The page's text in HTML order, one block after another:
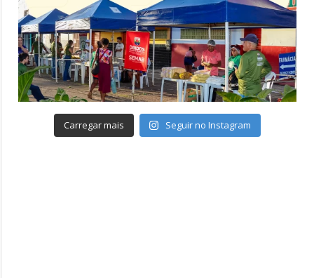
Carregar mais Seguir no Instagram